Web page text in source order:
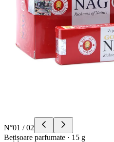
N°01 /02
Bețișoare parfumate · 15 g